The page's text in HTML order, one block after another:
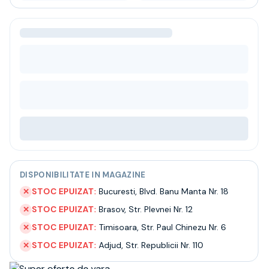
Bacanie
Despre noi
Livrare
Termeni si conditii
Politica de confidentialitate
Intrebari frecvente
DISPONIBILITATE IN MAGAZINE
✕ STOC EPUIZAT: Bucuresti, Blvd. Banu Manta Nr. 18
✕ STOC EPUIZAT: Brasov, Str. Plevnei Nr. 12
✕ STOC EPUIZAT: Timisoara, Str. Paul Chinezu Nr. 6
✕ STOC EPUIZAT: Adjud, Str. Republicii Nr. 110